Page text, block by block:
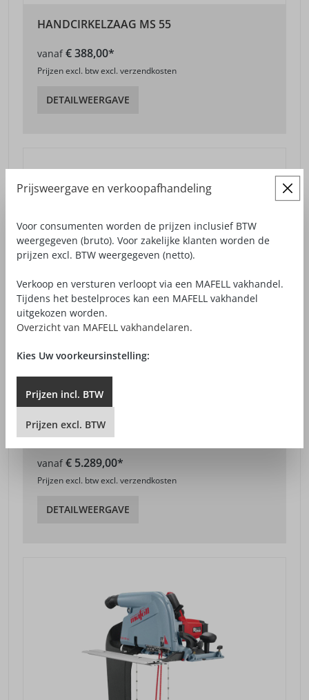
HANDCIRKELZAAG MS 55
vanaf€ 388,00*
Prijzen excl. btw excl. verzendkosten
DETAILWEERGAVE
TIMMERMANS-KETTINGZAAG ZSX EC
vanaf€ 5.289,00*
Prijzen excl. btw excl. verzendkosten
DETAILWEERGAVE
Prijsweergave en verkoopafhandeling
Voor consumenten worden de prijzen inclusief BTW
weergegeven (bruto). Voor zakelijke klanten worden de
prijzen excl. BTW weergegeven (netto).
Verkoop en versturen verloopt via een MAFELL vakhandel.
Tijdens het bestelproces kan een MAFELL vakhandel
uitgekozen worden.
Overzicht van MAFELL vakhandelaren.
Kies Uw voorkeursinstelling:
Prijzen incl. BTW
Prijzen excl. BTW